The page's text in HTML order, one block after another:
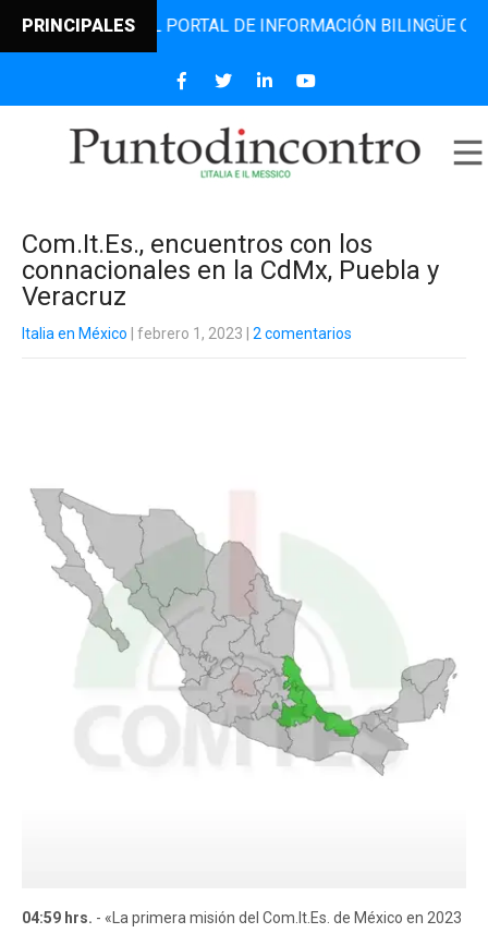
PRINCIPALESEL PORTAL DE INFORMACIÓN BILINGÜE QUE
Com.It.Es., encuentros con los
connacionales en la CdMx, Puebla y
Veracruz
Italia en México | febrero 1, 2023 2 comentarios
04:59 hrs. - «La primera misión del Com.It.Es. de México en 2023